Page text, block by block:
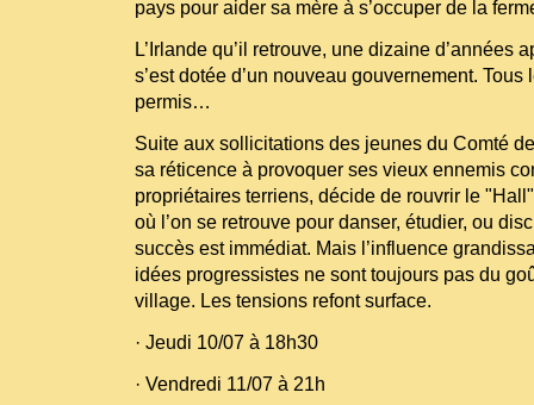
pays pour aider sa mère à s’occuper de la
L’Irlande qu’il retrouve, une dizaine d’années
s’est dotée d’un nouveau gouvernement. Tous
permis…
Suite aux sollicitations des jeunes du Comté
sa réticence à provoquer ses vieux ennemis
propriétaires terriens, décide de rouvrir le
où l’on se retrouve pour danser, étudier, ou
succès est immédiat. Mais l’influence
idées progressistes ne sont toujours pas du
village. Les tensions refont surface.
· Jeudi 10/07 à 18h30
· Vendredi 11/07 à 21h